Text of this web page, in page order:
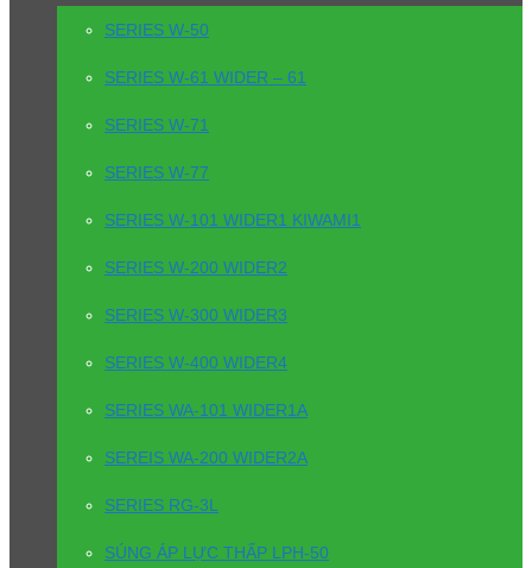
SERIES W-50
SERIES W-61 WIDER – 61
SERIES W-71
SERIES W-77
SERIES W-101 WIDER1 KIWAMI1
SERIES W-200 WIDER2
SERIES W-300 WIDER3
SERIES W-400 WIDER4
SERIES WA-101 WIDER1A
SEREIS WA-200 WIDER2A
SERIES RG-3L
SÚNG ÁP LỰC THẤP LPH-50